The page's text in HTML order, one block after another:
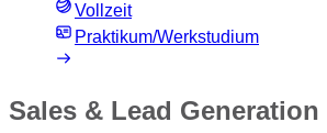
Vollzeit
Praktikum/Werkstudium
Sales & Lead Generation